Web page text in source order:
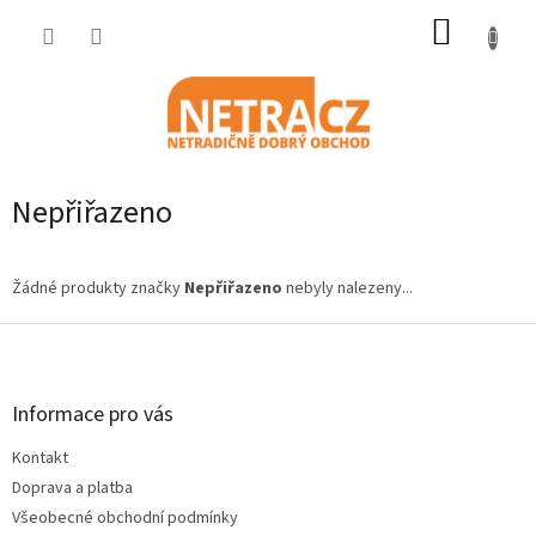
Nepřiřazeno
Žádné produkty značky Nepřiřazeno nebyly nalezeny...
Z
Informace pro vás
Kontakt
Doprava a platba
Všeobecné obchodní podmínky